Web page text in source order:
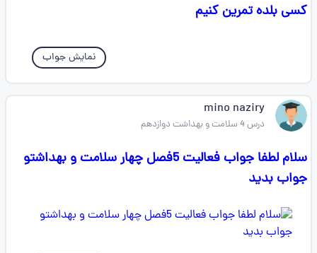
کسی بلده تمرین کنیم
نمایش جواب
mino naziry
درس 4 سلامت و بهداشت دوازدهم
سلام لطفا جواب فعالیت 5فصل چهار سلامت و بهداشتو
جواب بدید